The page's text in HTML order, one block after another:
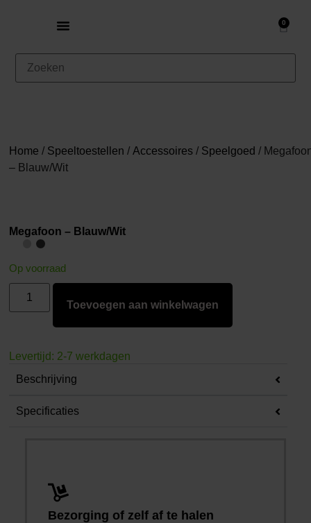
0
Megafoon – Blauw/Wit
Op voorraad
Toevoegen aan winkelwagen
Levertijd: 2-7 werkdagen
Beschrijving
Specificaties
Home / Speeltoestellen /Accessoires / Speelgoed /
– Blauw/Wit
Bezorging of zelf af te halen